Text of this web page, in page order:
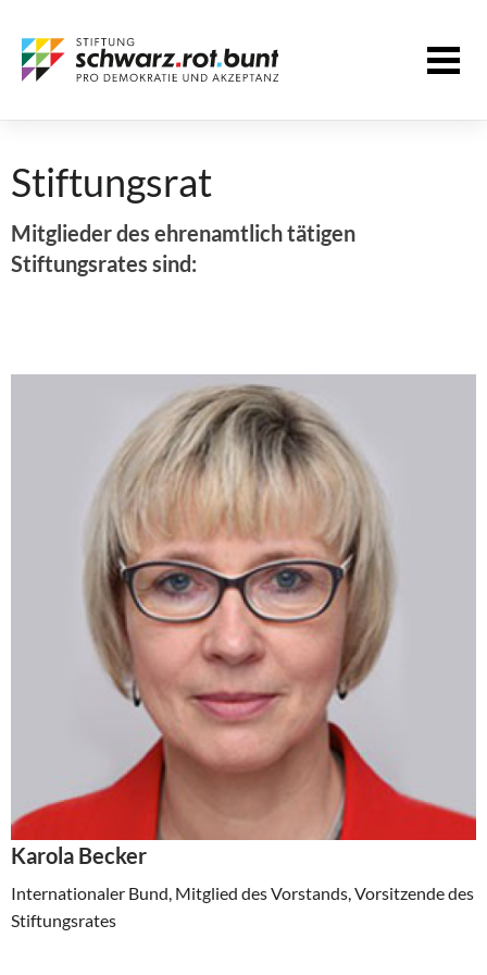
Stiftungsrat
Mitglieder des ehrenamtlich tätigen
Stiftungsrates sind:
Karola Becker
Internationaler Bund, Mitglied des Vorstands, Vorsitzende des
Stiftungsrates